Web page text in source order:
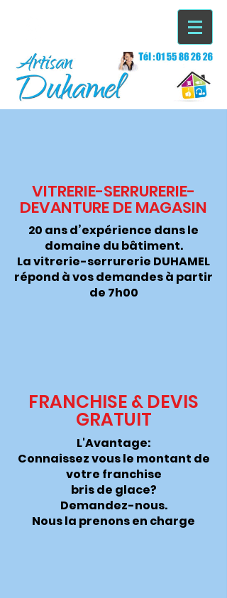
VITRERIE-SERRURERIE-
DEVANTURE DE MAGASIN
20 ans d’expérience dans le
domaine du bâtiment.
La vitrerie-serrurerie DUHAMEL
répond à vos demandes à partir
de 7h00
FRANCHISE & DEVIS
GRATUIT
L'Avantage:
Connaissez vous le montant de
votre franchise
bris de glace?
Demandez-nous.
Nous la prenonsen charge